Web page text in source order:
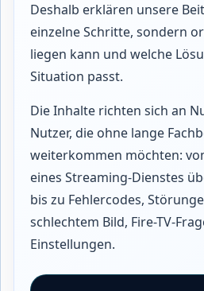
Deshalb erklären unsere
einzelne Schritte, sondern
liegen kann und welche
Situation passt.
Die Inhalte richten sich an
Nutzer, die ohne lange
weiterkommen möchten:
eines Streaming-Dienstes
bis zu Fehlercodes,
schlechtem Bild, Fire-TV-
Einstellungen.